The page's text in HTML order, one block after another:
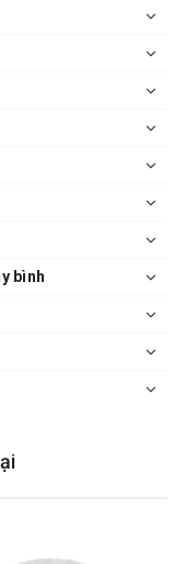
bình